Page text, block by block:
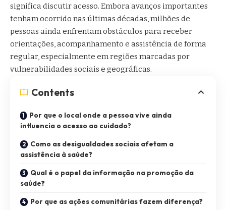
significa discutir acesso. Embora avanços importantes
tenham ocorrido nas últimas décadas, milhões de
pessoas ainda enfrentam obstáculos para receber
orientações, acompanhamento e assistência de forma
regular, especialmente em regiões marcadas por
vulnerabilidades sociais e geográficas.
Contents
Por que o local onde a pessoa vive ainda
influencia o acesso ao cuidado?
Como as desigualdades sociais afetam a
assistência à saúde?
Qual é o papel da informação na promoção da
saúde?
Por que as ações comunitárias fazem diferença?